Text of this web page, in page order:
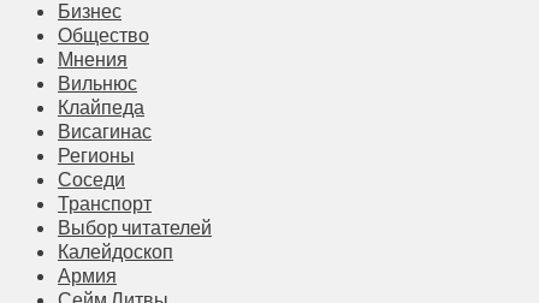
Бизнес
Общество
Мнения
Вильнюс
Клайпеда
Висагинас
Регионы
Соседи
Транспорт
Выбор читателей
Калейдоскоп
Армия